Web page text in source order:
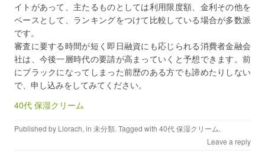
イトがあって、主たるものとしては利用限度額、金利その他を
ベースとして、ランキングをつけて比較している場合が多数派
です。
審査に要する時間が短く即日融資にも応じられる消費者金融会
社は、今後一層時代の要請が高まっていくと予想できます。前
にブラックになってしまった前歴のある方でも諦めたりしない
で、申し込みをしてみてください。
40代 保湿クリーム
Published by Llorach, in 未分類. Tagged with 40代 保湿クリーム.
Leave a reply